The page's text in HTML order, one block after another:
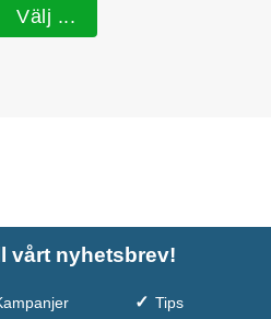
Välj ...
vårt nyhetsbrev!
Tips